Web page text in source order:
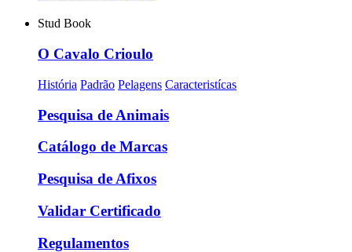
Stud Book
O Cavalo Crioulo
História Padrão Pelagens Caracteristícas
Pesquisa de Animais
Catálogo de Marcas
Pesquisa de Afixos
Validar Certificado
Regulamentos